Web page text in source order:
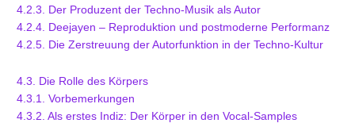
4.2.3. Der Produzent der Techno-Musik als Autor
4.2.4. Deejayen – Reproduktion und postmoderne Performanz
4.2.5. Die Zerstreuung der Autorfunktion in der Techno-Kultur
4.3. Die Rolle des Körpers
4.3.1. Vorbemerkungen
4.3.2. Als erstes Indiz: Der Körper in den Vocal-Samples